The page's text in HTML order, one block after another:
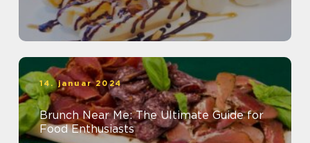
14. januar 2024
Brunch Near Me: The Ultimate Guide for
Food Enthusiasts